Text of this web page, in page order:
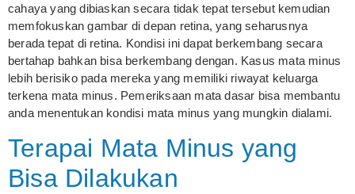
cahaya yang dibiaskan secara tidak tepat tersebut kemudian
memfokuskan gambar di depan retina, yang seharusnya
berada tepat di retina. Kondisi ini dapat berkembang secara
bertahap bahkan bisa berkembang dengan. Kasus mata minus
lebih berisiko pada mereka yang memiliki riwayat keluarga
terkena mata minus. Pemeriksaan mata dasar bisa membantu
anda menentukan kondisi mata minus yang mungkin dialami.
Terapai Mata Minus yang
Bisa Dilakukan